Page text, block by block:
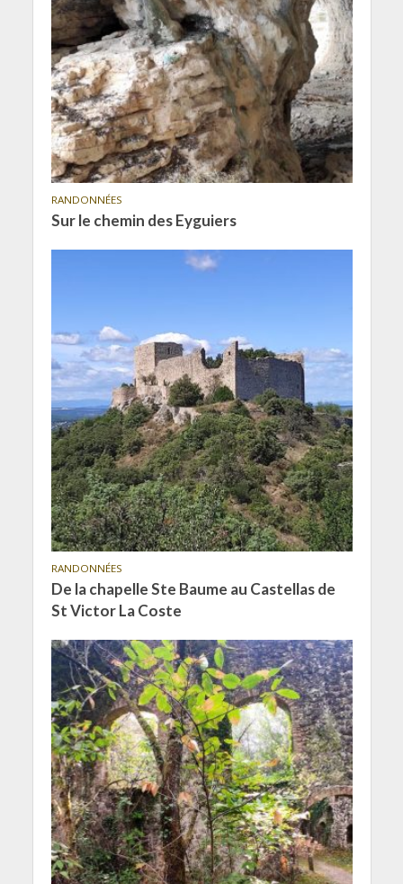
RANDONNÉES
Sur le chemin des Eyguiers
RANDONNÉES
De la chapelle Ste Baume au Castellas de
St Victor La Coste